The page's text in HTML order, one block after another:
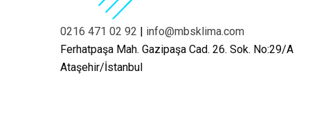
0216 471 02 92 | info@mbsklima.com
Ferhatpaşa Mah. Gazipaşa Cad. 26. Sok. No:29/A
Ataşehir/İstanbul